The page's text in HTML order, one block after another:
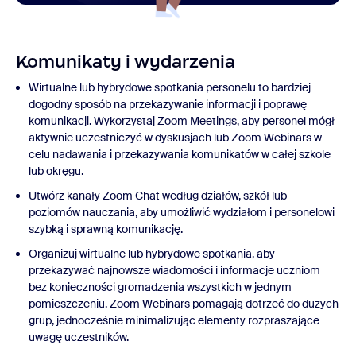
Komunikaty i wydarzenia
Wirtualne lub hybrydowe spotkania personelu to bardziej
dogodny sposób na przekazywanie informacji i poprawę
komunikacji. Wykorzystaj Zoom Meetings, aby personel mógł
aktywnie uczestniczyć w dyskusjach lub Zoom Webinars w
celu nadawania i przekazywania komunikatów w całej szkole
lub okręgu.
Utwórz kanały Zoom Chat według działów, szkół lub
poziomów nauczania, aby umożliwić wydziałom i personelowi
szybką i sprawną komunikację.
Organizuj wirtualne lub hybrydowe spotkania, aby
przekazywać najnowsze wiadomości i informacje uczniom
bez konieczności gromadzenia wszystkich w jednym
pomieszczeniu. Zoom Webinars pomagają dotrzeć do dużych
grup, jednocześnie minimalizując elementy rozpraszające
uwagę uczestników.